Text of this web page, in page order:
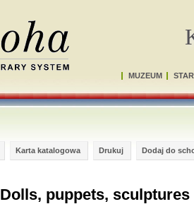
MUZEUM
Karta katalogowa Drukuj Dodaj do
Dolls, puppets,